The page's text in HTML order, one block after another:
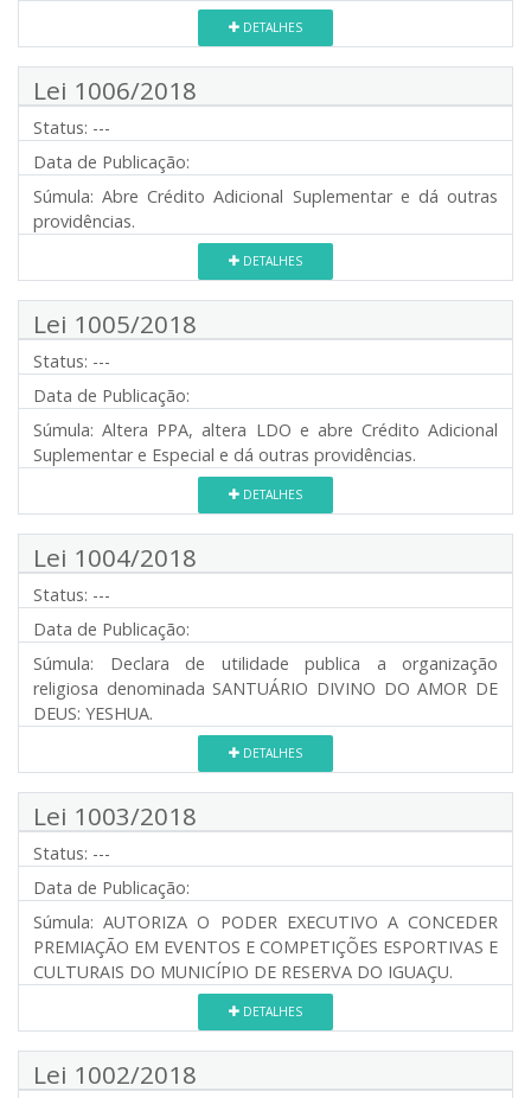
DETALHES
Lei 1006/2018
Status: ---
Data de Publicação:
Súmula: Abre Crédito Adicional Suplementar e dá outras
providências.
DETALHES
Lei 1005/2018
Status: ---
Data de Publicação:
Súmula: Altera PPA, altera LDO e abre Crédito Adicional
Suplementar e Especial e dá outras providências.
DETALHES
Lei 1004/2018
Status: ---
Data de Publicação:
Súmula: Declara de utilidade publica a organização
religiosa denominada SANTUÁRIO DIVINO DO AMOR DE
DEUS: YESHUA.
DETALHES
Lei 1003/2018
Status: ---
Data de Publicação:
Súmula: AUTORIZA O PODER EXECUTIVO A CONCEDER
PREMIAÇÃO EM EVENTOS E COMPETIÇÕES ESPORTIVAS E
CULTURAIS DO MUNICÍPIO DE RESERVA DO IGUAÇU.
DETALHES
Lei 1002/2018